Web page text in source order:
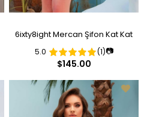
6ixty8ight Mercan Şifon Kat Kat
Kısa Abiye Elbise
5.0 (1)📷
$145.00